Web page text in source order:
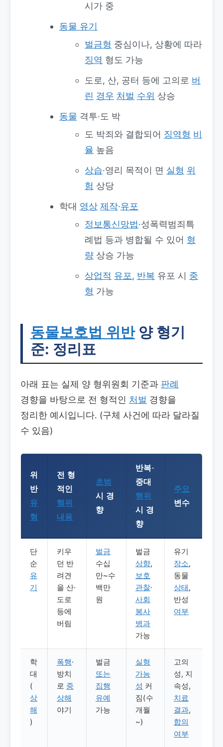
시가 중
동물 유기
벌금형 중심이나, 상황에 따라
징역 형도 가능
도로, 산, 공터 등에 고의로 버
린 경우 처벌 수위 상승
동물 격투·도 박
도 박죄와 결합되어 징역형 비
율 높음
상습·영리 목적이 면 실형 위
험 상당
학대 영상 제작·유포
정보통신망법·성폭력범죄특
례법 등과 병합될 수 있어 형
량 상승 가능
상업적 유포, 반복 유포 시 중
형 가능
동물보호법 위반양 형기
준: 정리표
아래 표는 실제 양 형위원회 기준과 판례
경향을 바탕으로 전 형적인 처벌 경향을
정리한 예시입니다. (구체 사건에 따라 달라질
수 있음)
위
반
유
형
전 형
적인
행위
내용
초범
시 경
향
반복·
중대
행위
시 경
향
주요
변수
단
순
유
기
키우
던 반
려견
을 산·
도로
등에
버림
벌금
수십
만~수
백만
원
벌금
상향,
보호
관찰·
사회
봉사
병과
가능
유기
장소,
동물
상태,
반성
여부
학
대
(
상
해
)
폭행·
방치
로 중
상해
야기
벌금
또는
집행
유예
가능
실형
가능
성 커
짐(수
개월
~)
고의
성, 지
속성,
치료
결과,
합의
여부